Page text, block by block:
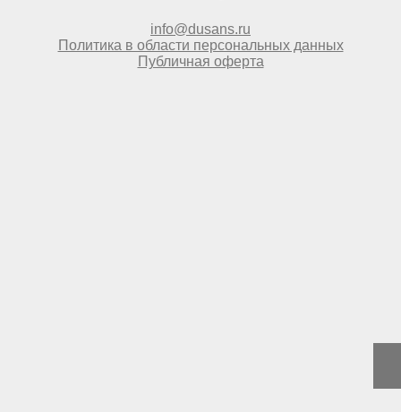
info@dusans.ru
Политика в области персональных данных
Публичная оферта